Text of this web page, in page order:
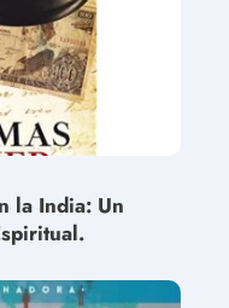
la India: Un